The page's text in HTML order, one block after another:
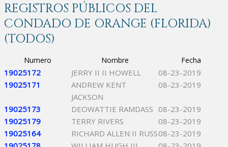
REGISTROS PÚBLICOS DEL
CONDADO DE ORANGE (FLORIDA)
(TODOS)
Numero Nombre Fecha
19025172 JERRY II II HOWELL
08-23-2019
19025171
ANDREW KENT
JACKSON
08-23-2019
19025173 DEOWATTIE RAMDASS 08-23-2019
19025179
TERRY RIVERS
08-23-2019
19025164
RICHARD ALLEN II RUSS08-23-2019